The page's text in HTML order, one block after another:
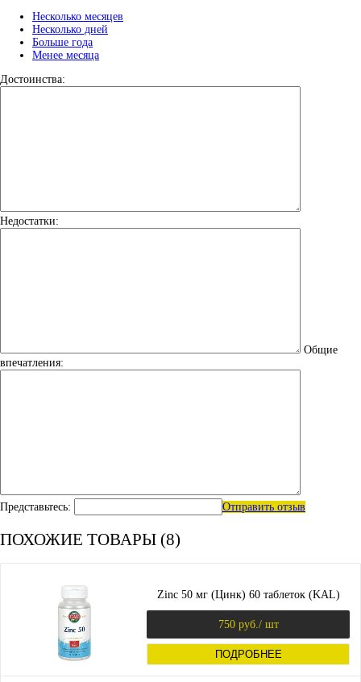
Несколько месяцев
Несколько дней
Больше года
Менее месяца
Достоинства:
Недостатки:
Общие
впечатления:
Представьтесь: Отправить отзыв
ПОХОЖИЕ ТОВАРЫ (8)
Zinc 50 мг (Цинк) 60 таблеток (KAL)
750 руб. / шт
ПОДРОБНЕЕ